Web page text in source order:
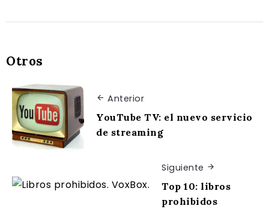
Otros
Anterior
YouTube TV: el nuevo servicio
de streaming
Siguiente
Top 10: libros
prohibidos